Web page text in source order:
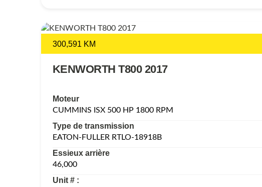
300,591 KM
KENWORTH T800 2017
Moteur
CUMMINS ISX 500 HP 1800 RPM
Type de transmission
EATON-FULLER RTLO-18918B
Essieux arrière
46,000
Unit # :